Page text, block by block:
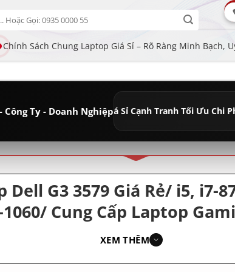
Chính Sách Chung Laptop Giá Sỉ – Rõ Ràng Minh Bạch,
loại
Công Ty - Doanh Nghiệp
Lâu Dài• Giá Sỉ Cạnh Tranh Tối Ưu Chi Phí•Giúp Cửa
G3 3579 Giá Rẻ/ i5, i7-
1060/ Cung Cấp Laptop
XEM THÊM